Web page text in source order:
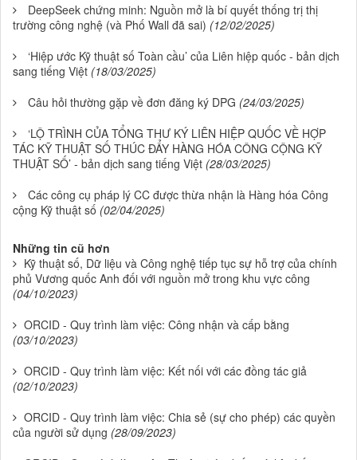
DeepSeek chứng minh: Nguồn mở là bí quyết thống trị thị
trường công nghệ (và Phố Wall đã sai) (12/02/2025)
‘Hiệp ước Kỹ thuật số Toàn cầu’ của Liên hiệp quốc - bản dịch
sang tiếng Việt (18/03/2025)
Câu hỏi thường gặp về đơn đăng ký DPG (24/03/2025)
‘LỘ TRÌNH CỦA TỔNG THƯ KÝ LIÊN HIỆP QUỐC VỀ HỢP
TÁC KỸ THUẬT SỐ THÚC ĐẨY HÀNG HÓA CÔNG CỘNG KỸ
THUẬT SỐ’ - bản dịch sang tiếng Việt (28/03/2025)
Các công cụ pháp lý CC được thừa nhận là Hàng hóa Công
cộng Kỹ thuật số (02/04/2025)
Những tin cũ hơn
Kỹ thuật số, Dữ liệu và Công nghệ tiếp tục sự hỗ trợ của chính
phủ Vương quốc Anh đối với nguồn mở trong khu vực công
(04/10/2023)
ORCID - Quy trình làm việc: Công nhận và cấp bằng
(03/10/2023)
ORCID - Quy trình làm việc: Kết nối với các đồng tác giả
(02/10/2023)
ORCID - Quy trình làm việc: Chia sẻ (sự cho phép) các quyền
của người sử dụng (28/09/2023)